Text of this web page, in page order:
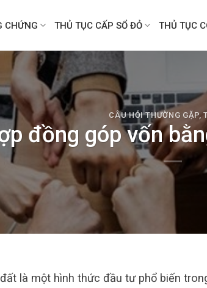
CHỨNG THỦ TỤC CẤP SỔ ĐỎ THỦ TỤC
CÂU HỎI THƯỜNG GẶP,
đồng góp vốn
là một hình thức đầu tư phổ biến